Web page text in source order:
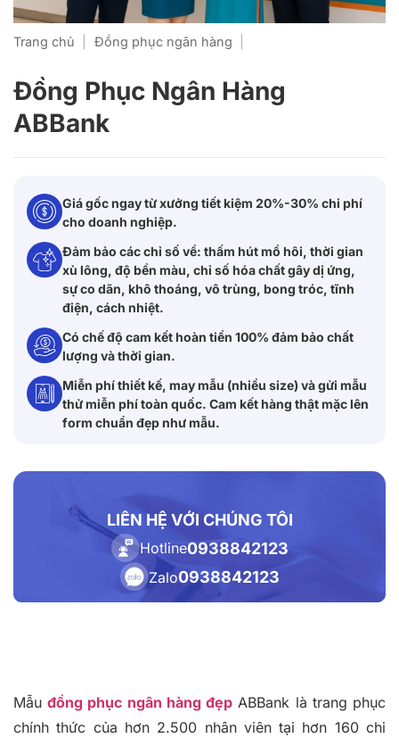
Trang chủ Đồng phục ngân hàng
Đồng Phục Ngân Hàng
ABBank
Giá gốc ngay từ xưởng tiết kiệm 20%-30% chi phí
cho doanh nghiệp.
Đảm bảo các chỉ số về: thấm hút mồ hôi, thời gian
xù lông, độ bền màu, chỉ số hóa chất gây dị ứng,
sự co dãn, khô thoáng, vô trùng, bong tróc, tĩnh
điện, cách nhiệt.
Có chế độ cam kết hoàn tiền 100% đảm bảo chất
lượng và thời gian.
Miễn phí thiết kế, may mẫu (nhiều size) và gửi mẫu
thử miễn phí toàn quốc. Cam kết hàng thật mặc lên
form chuẩn đẹp như mẫu.
LIÊN HỆ VỚI CHÚNG TÔI
Hotline0938842123
Zalo0938842123
Mẫuđồng phục ngân hàng đẹp ABBank là trang phục
chính thức của hơn 2.500 nhân viên tại hơn 160 chi